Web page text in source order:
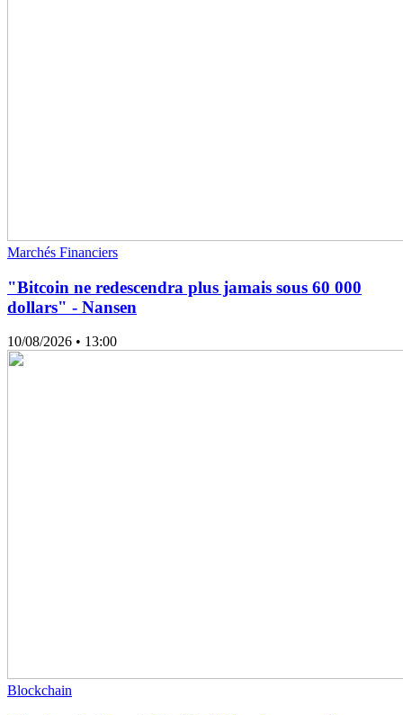
Marchés Financiers
"Bitcoin ne redescendra plus jamais sous 60 000
dollars" - Nansen
10/08/2026 • 13:00
Blockchain